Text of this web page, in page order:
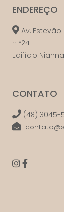
ENDEREÇO
Av. Estevão
n º24
Edifício
CONTATO
(48) 3045-